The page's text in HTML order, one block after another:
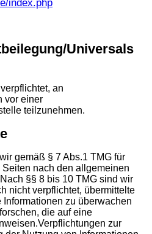
index.php
Universals
an
vor einer
teilzunehmen.
gemäß § 7 Abs.1 TMG für
nach den allgemeinen
§§ 8 bis 10 TMG sind wir
nicht verpflichtet, übermittelte
zu überwachen
die auf eine
zur